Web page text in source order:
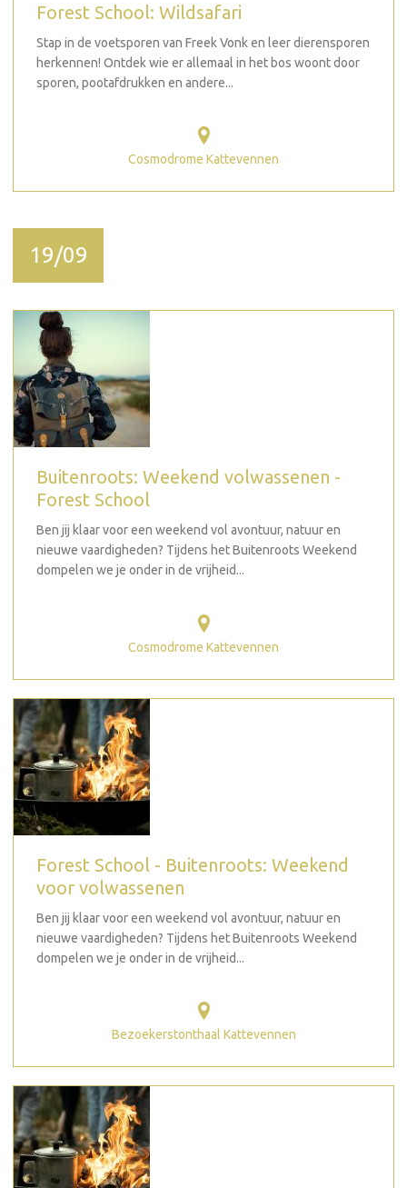
Forest School: Wildsafari
Stap in de voetsporen van Freek Vonk en leer dierensporen
herkennen! Ontdek wie er allemaal in het bos woont door
sporen, pootafdrukken en andere...
Cosmodrome Kattevennen
19/09
Buitenroots: Weekend volwassenen -
Forest School
Ben jij klaar voor een weekend vol avontuur, natuur en
nieuwe vaardigheden? Tijdens het Buitenroots Weekend
dompelen we je onder in de vrijheid...
Cosmodrome Kattevennen
Forest School - Buitenroots: Weekend
voor volwassenen
Ben jij klaar voor een weekend vol avontuur, natuur en
nieuwe vaardigheden? Tijdens het Buitenroots Weekend
dompelen we je onder in de vrijheid...
Bezoekerstonthaal Kattevennen